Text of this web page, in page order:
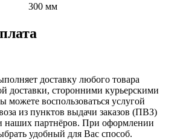
300 мм
доставку любого товара
доставки, сторонними курьерскими
можете воспользоваться услугой
из пунктов выдачи заказов (ПВЗ)
наших партнёров. При оформлении
удобный для Вас способ.